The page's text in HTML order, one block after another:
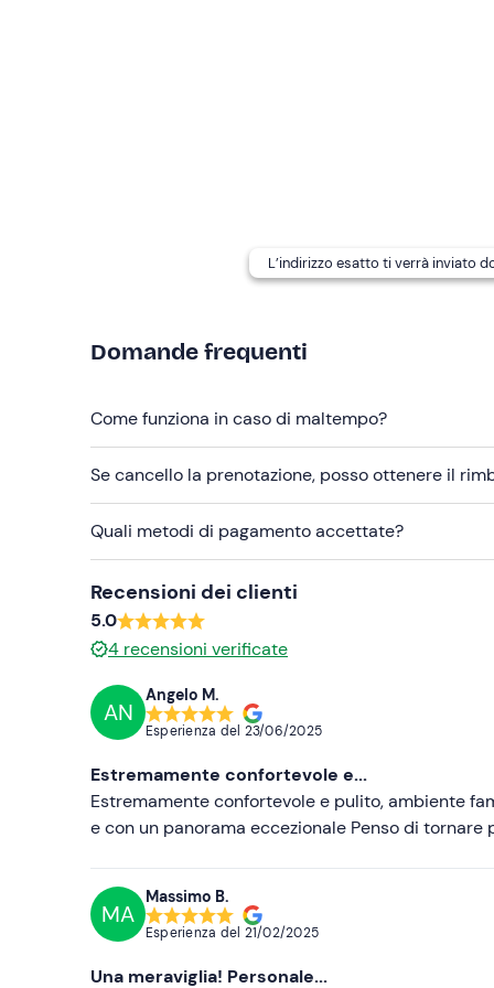
L’indirizzo esatto ti verrà inviato
Domande frequenti
Come funziona in caso di maltempo?
Se cancello la prenotazione, posso ottenere il
Quali metodi di pagamento accettate?
Recensioni dei clienti
5.0
4 recensioni verificate
AN
Angelo M.
Esperienza del 23/06/2025
Estremamente confortevole e...
Estremamente confortevole e pulito, ambiente
e con un panorama eccezionale Penso di tornare
MA
Massimo B.
Esperienza del 21/02/2025
Una meraviglia! Personale...